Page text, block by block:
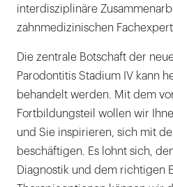
interdisziplinäre
zahnmedizinischen
Die zentrale Botschaft der
Parodontitis Stadium IV kann
behandelt werden. Mit dem
Fortbildungsteil wollen wir
und Sie inspirieren, sich mit
beschäftigen. Es lohnt sich,
Diagnostik und dem richtigen